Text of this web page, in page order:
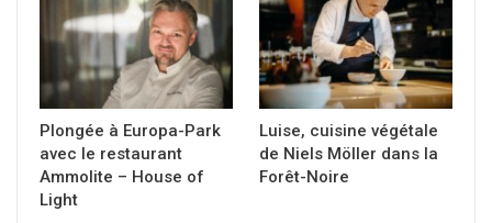
Plongée à Europa-Park
avec le restaurant
Ammolite – House of
Light
Luise, cuisine végétale
de Niels Möller dans la
Forêt-Noire